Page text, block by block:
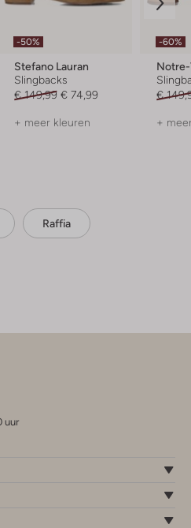
-50%
Stefano Lauran
Slingbacks
€ 149,99 € 74,99
+ meer kleuren
-60%
€
+
Raffia
uur